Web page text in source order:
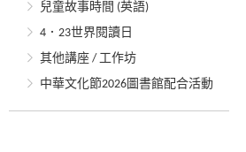
兒童故事時間 (英語)
4．23世界閱讀日
其他講座 / 工作坊
中華文化節2026圖書館配合活動